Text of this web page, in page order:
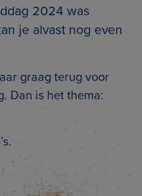
2024 was
je alvast nog even
graag terug voor
Dan is het thema: